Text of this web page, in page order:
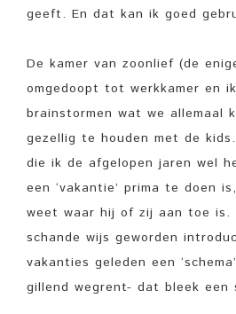
geeft. En dat kan ik goed
De kamer van zoonlief (de
omgedoopt tot werkkamer en
brainstormen wat we allemaal
gezellig te houden met de
die ik de afgelopen jaren wel
een ‘vakantie’ prima te doen
weet waar hij of zij aan toe is.
schande wijs geworden
vakanties geleden een
gillend wegrent- dat bleek een